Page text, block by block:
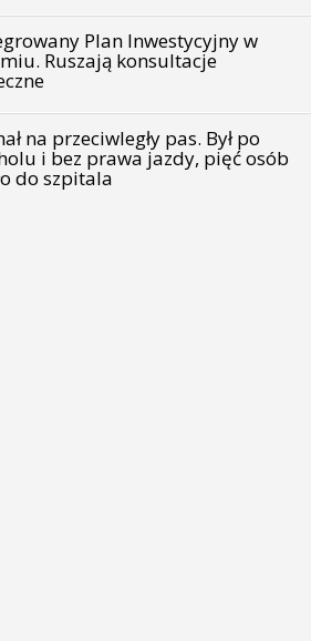
Plan Inwestycyjny w
Ruszają konsultacje
na przeciwległy pas. Był po
i bez prawa jazdy, pięć osób
do szpitala